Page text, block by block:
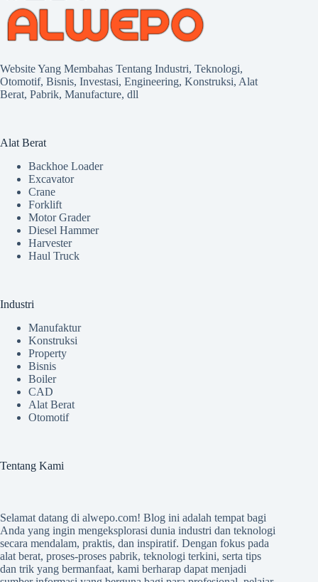
Website Yang Membahas Tentang Industri, Teknologi,
Otomotif, Bisnis, Investasi, Engineering, Konstruksi, Alat
Berat, Pabrik, Manufacture, dll
Alat Berat
Backhoe Loader
Excavator
Crane
Forklift
Motor Grader
Diesel Hammer
Harvester
Haul Truck
Industri
Manufaktur
Konstruksi
Property
Bisnis
Boiler
CAD
Alat Berat
Otomotif
Tentang Kami
Selamat datang di alwepo.com! Blog ini adalah tempat bagi
Anda yang ingin mengeksplorasi dunia industri dan teknologi
secara mendalam, praktis, dan inspiratif. Dengan fokus pada
alat berat, proses-proses pabrik, teknologi terkini, serta tips
dan trik yang bermanfaat, kami berharap dapat menjadi